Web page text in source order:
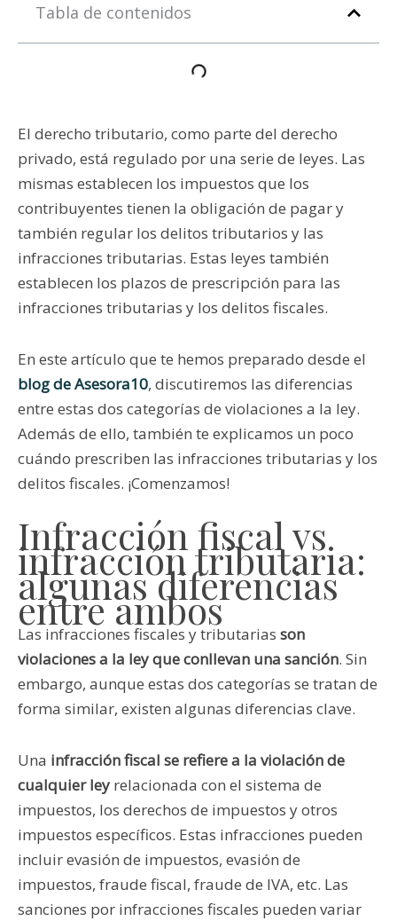
Tabla de contenidos
El derecho tributario, como parte del derecho
privado, está regulado por una serie de leyes. Las
mismas establecen los impuestos que los
contribuyentes tienen la obligación de pagar y
también regular los delitos tributarios y las
infracciones tributarias. Estas leyes también
establecen los plazos de prescripción para las
infracciones tributarias y los delitos fiscales.
En este artículo que te hemos preparado desde el
blog de Asesora10, discutiremos las diferencias
entre estas dos categorías de violaciones a la ley.
Además de ello, también te explicamos un poco
cuándo prescriben las infracciones tributarias y los
delitos fiscales. ¡Comenzamos!
Infracción fiscal vs
infracción tributaria:
algunas diferencias
entre ambos
Las infracciones fiscales y tributarias son
violaciones a la ley que conllevan una sanción. Sin
embargo, aunque estas dos categorías se tratan de
forma similar, existen algunas diferencias clave.
Una infracción fiscal se refiere a la violación de
cualquier ley relacionada con el sistema de
impuestos, los derechos de impuestos y otros
impuestos específicos. Estas infracciones pueden
incluir evasión de impuestos, evasión de
impuestos, fraude fiscal, fraude de IVA, etc. Las
sanciones por infracciones fiscales pueden variar